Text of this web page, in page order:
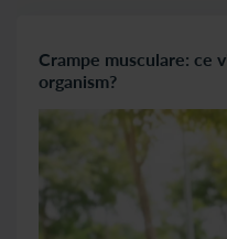
Crampe musculare: ce
organism?